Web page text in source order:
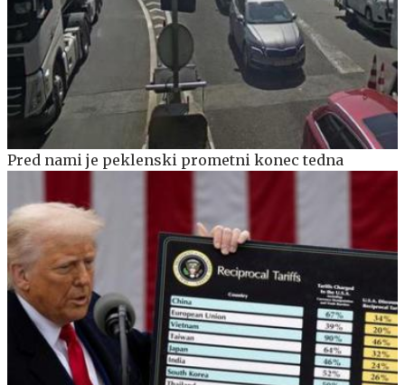
Pred nami je peklenski prometni konec tedna